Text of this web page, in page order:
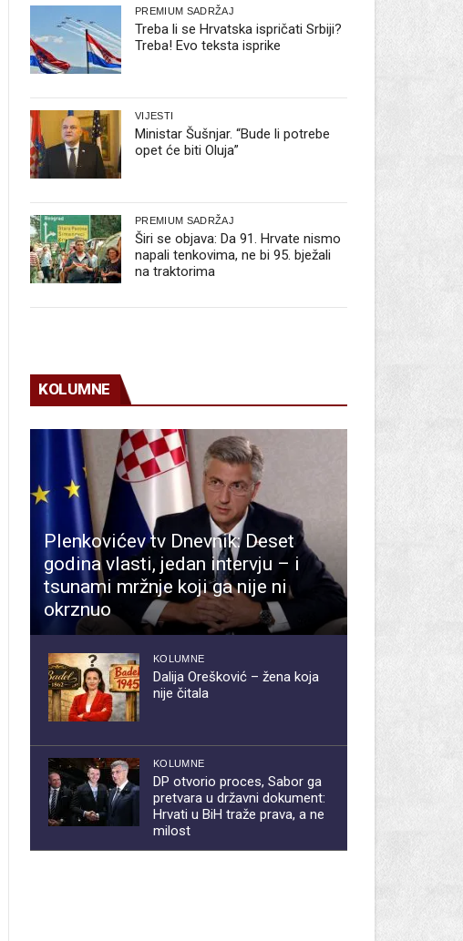
PREMIUM SADRŽAJ
Treba li se Hrvatska ispričati Srbiji?
Treba! Evo teksta isprike
VIJESTI
Ministar Šušnjar. “Bude li potrebe
opet će biti Oluja”
PREMIUM SADRŽAJ
Širi se objava: Da 91. Hrvate nismo
napali tenkovima, ne bi 95. bježali
na traktorima
KOLUMNE
Plenkovićev tv Dnevnik: Deset
godina vlasti, jedan intervju – i
tsunami mržnje koji ga nije ni
okrznuo
KOLUMNE
Dalija Orešković – žena koja
nije čitala
KOLUMNE
DP otvorio proces, Sabor ga
pretvara u državni dokument:
Hrvati u BiH traže prava, a ne
milost